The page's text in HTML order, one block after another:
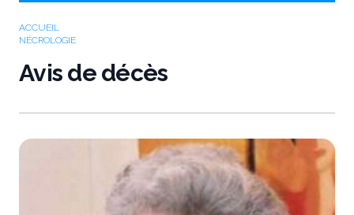
ACCUEIL
NÉCROLOGIE
Avis de décès